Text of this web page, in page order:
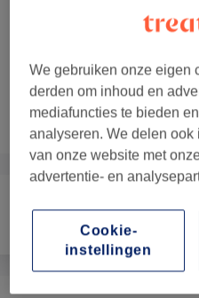
Toon beschrijving
Niet wat je zocht?
Alle behandelingen
Ontharen
We gebruiken onze eigen
derden om inhoud en
mediafuncties te bieden
analyseren. We delen
van onze website met
advertentie- en
Cookie-
instellingen